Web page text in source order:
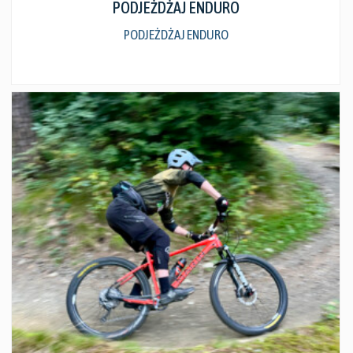
PODJEŻDŻAJ ENDURO
PODJEŻDŻAJ ENDURO